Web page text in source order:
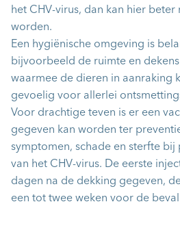
het CHV-virus, dan kan hier
worden.
Een hygiënische omgeving is
bijvoorbeeld de ruimte en
waarmee de dieren in aanraking
gevoelig voor allerlei
Voor drachtige teven is er een
gegeven kan worden ter
symptomen, schade en sterfte bij
van het CHV-virus. De eerste
dagen na de dekking gegeven,
een tot twee weken voor de